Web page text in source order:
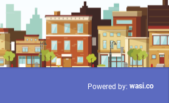
Powered by: wasi.co